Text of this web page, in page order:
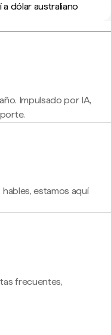
dólar australiano
Impulsado por IA,
estamos aquí
frecuentes,